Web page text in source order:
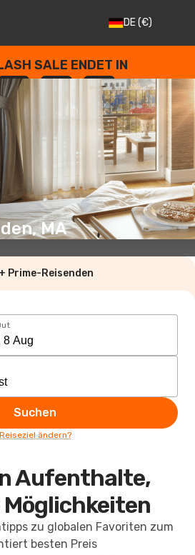
DE(€)
SALE ENDET IN
--
STUNDEN
: --
SEKUNDEN
MA
Prime-Reisenden
Suchen
Reiseziel ändern?
Aufenthalte,
Möglichkeiten
zu globalen Favoriten zum
besten Preis